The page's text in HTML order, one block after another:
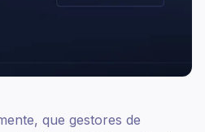
que gestores de